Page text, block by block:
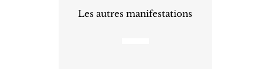
Les autres manifestations